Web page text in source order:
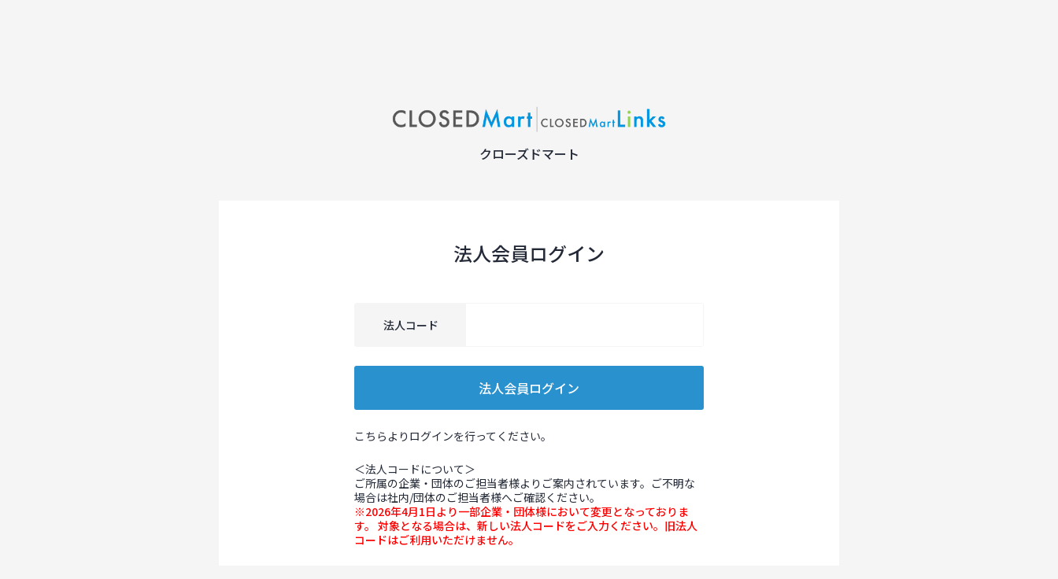
クローズドマート
法人会員ログイン
法人コード
こちらよりログインを行ってください。
＜法人コードについて＞
ご所属の企業・団体のご担当者様よりご案内されています。ご不明な
場合は社内/団体のご担当者様へご確認ください。
※2026年4月1日より一部企業・団体様において変更となっておりま
す。 対象となる場合は、新しい法人コードをご入力ください。旧法人
コードはご利用いただけません。